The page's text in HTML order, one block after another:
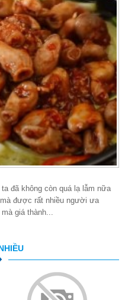
đã không còn quá lạ lẫm nữa
được rất nhiều người ưa
giá thành...